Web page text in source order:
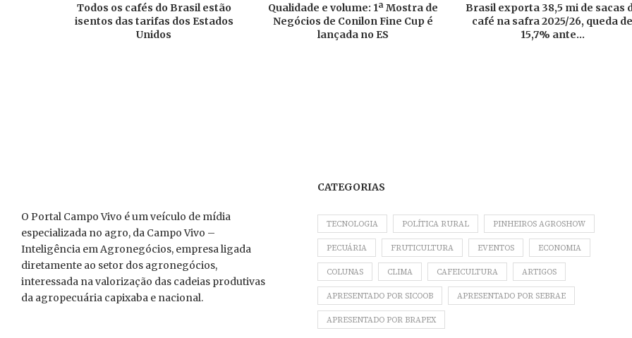
Todos os cafés do Brasil estão
isentos das tarifas dos Estados
Unidos
Qualidade e volume: 1ª Mostra de
Negócios de Conilon Fine Cup é
lançada no ES
Brasil exporta 38,5 mi de sacas
café na safra 2025/26, queda
15,7% ante...
O Portal Campo Vivo é um veículo de mídia
especializada no agro, da Campo Vivo –
Inteligência em Agronegócios, empresa ligada
diretamente ao setor dos agronegócios,
interessada na valorização das cadeias produtivas
da agropecuária capixaba e nacional.
CATEGORIAS
TECNOLOGIA POLÍTICA RURAL PINHEIROS AGROSHOW
PECUÁRIA FRUTICULTURA EVENTOS ECONOMIA
COLUNAS CLIMA CAFEICULTURA ARTIGOS
APRESENTADO POR SICOOB APRESENTADO POR SEBRAE
APRESENTADO POR BRAPEX